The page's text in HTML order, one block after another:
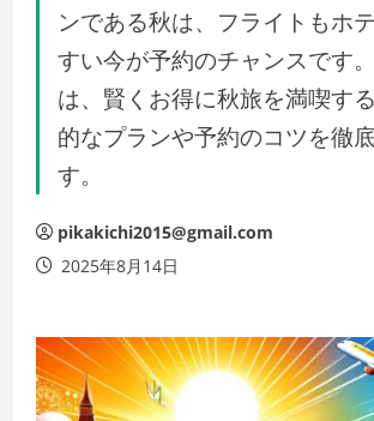
ンである秋は、フライトもホ
すい今が予約のチャンスです
は、賢くお得に秋旅を満喫す
的なプランや予約のコツを徹
す。
pikakichi2015@gmail.com
2025年8月14日